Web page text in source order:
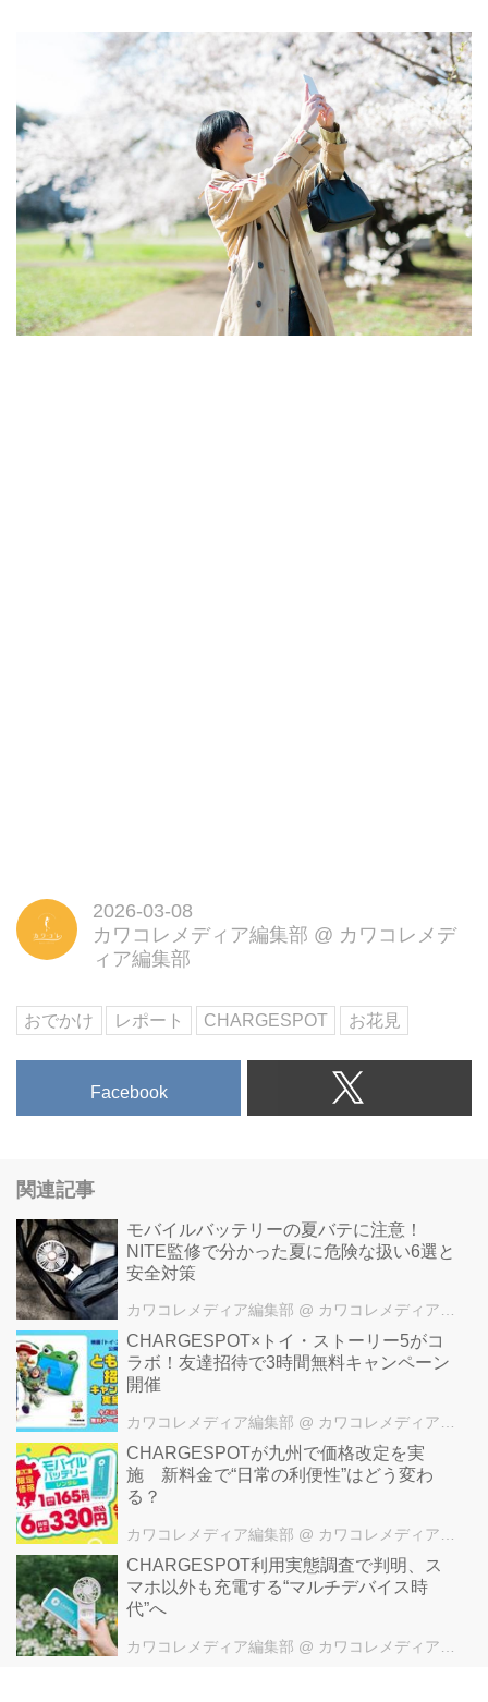
2026-03-08
カワコレメディア編集部 @ カワコレメデ
ィア編集部
おでかけ レポート CHARGESPOT お花見
Facebook
関連記事
モバイルバッテリーの夏バテに注意！
NITE監修で分かった夏に危険な扱い6選と
安全対策
カワコレメディア編集部 @ カワコレメディア編集部
CHARGESPOT×トイ・ストーリー5がコ
ラボ！友達招待で3時間無料キャンペーン
開催
カワコレメディア編集部 @ カワコレメディア編集部
CHARGESPOTが九州で価格改定を実
施 新料金で“日常の利便性”はどう変わ
る？
カワコレメディア編集部 @ カワコレメディア編集部
CHARGESPOT利用実態調査で判明、ス
マホ以外も充電する“マルチデバイス時
代”へ
カワコレメディア編集部 @ カワコレメディア編集部